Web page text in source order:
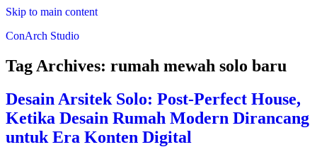
Skip to main content
ConArch Studio
Tag Archives: rumah mewah solo baru
Desain Arsitek Solo: Post-Perfect House,
Ketika Desain Rumah Modern Dirancang
untuk Era Konten Digital